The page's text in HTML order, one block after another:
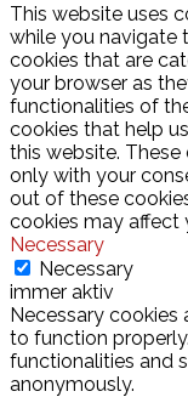
This website uses
while you navigate
cookies that are
your browser as
functionalities of
cookies that help
this website.
only with your
out of these
cookies may affect
Necessary
Necessary
immer aktiv
Necessary cookies
to function
functionalities and
anonymously.